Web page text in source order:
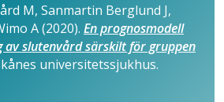
M, Sanmartin Berglund J,
A (2020). En prognosmodell
av slutenvård särskilt för gruppen
universitetssjukhus.